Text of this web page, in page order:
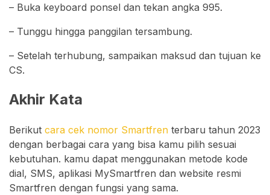
– Buka keyboard ponsel dan tekan angka 995.
– Tunggu hingga panggilan tersambung.
– Setelah terhubung, sampaikan maksud dan tujuan ke
CS.
Akhir Kata
Berikut cara cek nomor Smartfren terbaru tahun 2023
dengan berbagai cara yang bisa kamu pilih sesuai
kebutuhan. kamu dapat menggunakan metode kode
dial, SMS, aplikasi MySmartfren dan website resmi
Smartfren dengan fungsi yang sama.